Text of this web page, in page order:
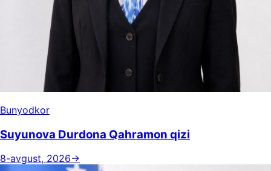
Bunyodkor
Suyunova Durdona Qahramon qizi
8-avgust, 2026→